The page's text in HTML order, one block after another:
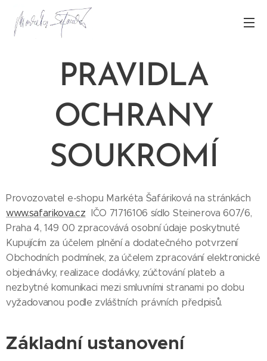
PRAVIDLA
OCHRANY
SOUKROMÍ
Provozovatel e-shopu Markéta Šafáriková na stránkách
www.safarikova.cz IČO 71716106 sídlo Steinerova 607/6,
Praha 4, 149 00 zpracovává osobní údaje poskytnuté
Kupujícím za účelem plnění a dodatečného potvrzení
Obchodních podmínek, za účelem zpracování elektronické
objednávky, realizace dodávky, zúčtování plateb a
nezbytné komunikaci mezi smluvními stranami po dobu
vyžadovanou podle zvláštních právních předpisů.
Základní ustanovení